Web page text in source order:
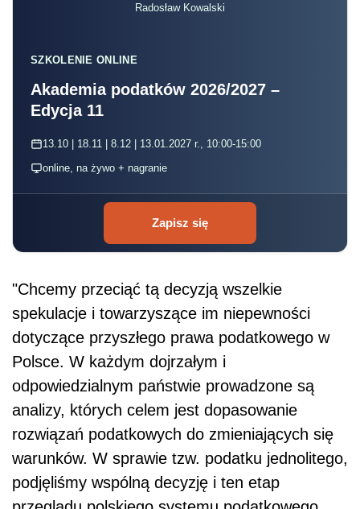
Radosław Kowalski
SZKOLENIE ONLINE
Akademia podatków 2026/2027 –
Edycja 11
13.10 | 18.11 | 8.12 | 13.01.2027 r., 10:00-15:00
online, na żywo + nagranie
Zapisz się
"Chcemy przeciąć tą decyzją wszelkie
spekulacje i towarzyszące im niepewności
dotyczące przyszłego prawa podatkowego w
Polsce. W każdym dojrzałym i
odpowiedzialnym państwie prowadzone są
analizy, których celem jest dopasowanie
rozwiązań podatkowych do zmieniających się
warunków. W sprawie tzw. podatku jednolitego,
podjęliśmy wspólną decyzję i ten etap